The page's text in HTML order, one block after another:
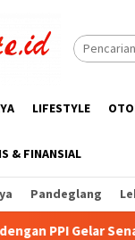
LIFESTYLE
& FINANSIAL
Pandeglang
HUT ke-81